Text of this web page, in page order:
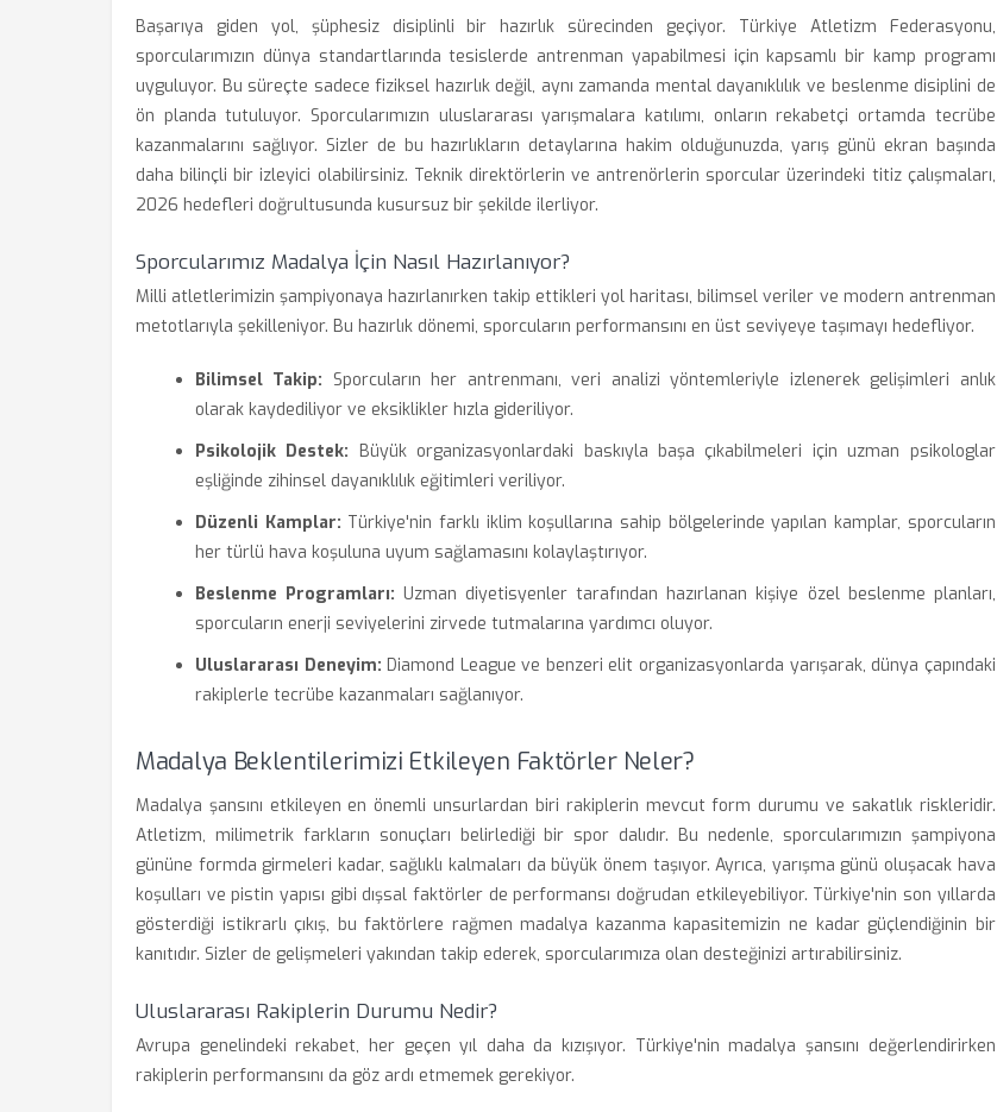
Başarıya giden yol, şüphesiz disiplinli bir hazırlık sürecinden geçiyor. Türkiye Atletizm Federasyonu,
sporcularımızın dünya standartlarında tesislerde antrenman yapabilmesi için kapsamlı bir kamp programı
uyguluyor. Bu süreçte sadece fiziksel hazırlık değil, aynı zamanda mental dayanıklılık ve beslenme disiplini de
ön planda tutuluyor. Sporcularımızın uluslararası yarışmalara katılımı, onların rekabetçi ortamda tecrübe
kazanmalarını sağlıyor. Sizler de bu hazırlıkların detaylarına hakim olduğunuzda, yarış günü ekran başında
daha bilinçli bir izleyici olabilirsiniz. Teknik direktörlerin ve antrenörlerin sporcular üzerindeki titiz çalışmaları,
2026 hedefleri doğrultusunda kusursuz bir şekilde ilerliyor.
Sporcularımız Madalya İçin Nasıl Hazırlanıyor?
Milli atletlerimizin şampiyonaya hazırlanırken takip ettikleri yol haritası, bilimsel veriler ve modern antrenman
metotlarıyla şekilleniyor. Bu hazırlık dönemi, sporcuların performansını en üst seviyeye taşımayı hedefliyor.
Bilimsel Takip: Sporcuların her antrenmanı, veri analizi yöntemleriyle izlenerek gelişimleri anlık
olarak kaydediliyor ve eksiklikler hızla gideriliyor.
Psikolojik Destek: Büyük organizasyonlardaki baskıyla başa çıkabilmeleri için uzman psikologlar
eşliğinde zihinsel dayanıklılık eğitimleri veriliyor.
Düzenli Kamplar: Türkiye'nin farklı iklim koşullarına sahip bölgelerinde yapılan kamplar, sporcuların
her türlü hava koşuluna uyum sağlamasını kolaylaştırıyor.
Beslenme Programları: Uzman diyetisyenler tarafından hazırlanan kişiye özel beslenme planları,
sporcuların enerji seviyelerini zirvede tutmalarına yardımcı oluyor.
Uluslararası Deneyim: Diamond League ve benzeri elit organizasyonlarda yarışarak, dünya çapındaki
rakiplerle tecrübe kazanmaları sağlanıyor.
Madalya Beklentilerimizi Etkileyen Faktörler Neler?
Madalya şansını etkileyen en önemli unsurlardan biri rakiplerin mevcut form durumu ve sakatlık riskleridir.
Atletizm, milimetrik farkların sonuçları belirlediği bir spor dalıdır. Bu nedenle, sporcularımızın şampiyona
gününe formda girmeleri kadar, sağlıklı kalmaları da büyük önem taşıyor. Ayrıca, yarışma günü oluşacak hava
koşulları ve pistin yapısı gibi dışsal faktörler de performansı doğrudan etkileyebiliyor. Türkiye'nin son yıllarda
gösterdiği istikrarlı çıkış, bu faktörlere rağmen madalya kazanma kapasitemizin ne kadar güçlendiğinin bir
kanıtıdır. Sizler de gelişmeleri yakından takip ederek, sporcularımıza olan desteğinizi artırabilirsiniz.
Uluslararası Rakiplerin Durumu Nedir?
Avrupa genelindeki rekabet, her geçen yıl daha da kızışıyor. Türkiye'nin madalya şansını değerlendirirken
rakiplerin performansını da göz ardı etmemek gerekiyor.